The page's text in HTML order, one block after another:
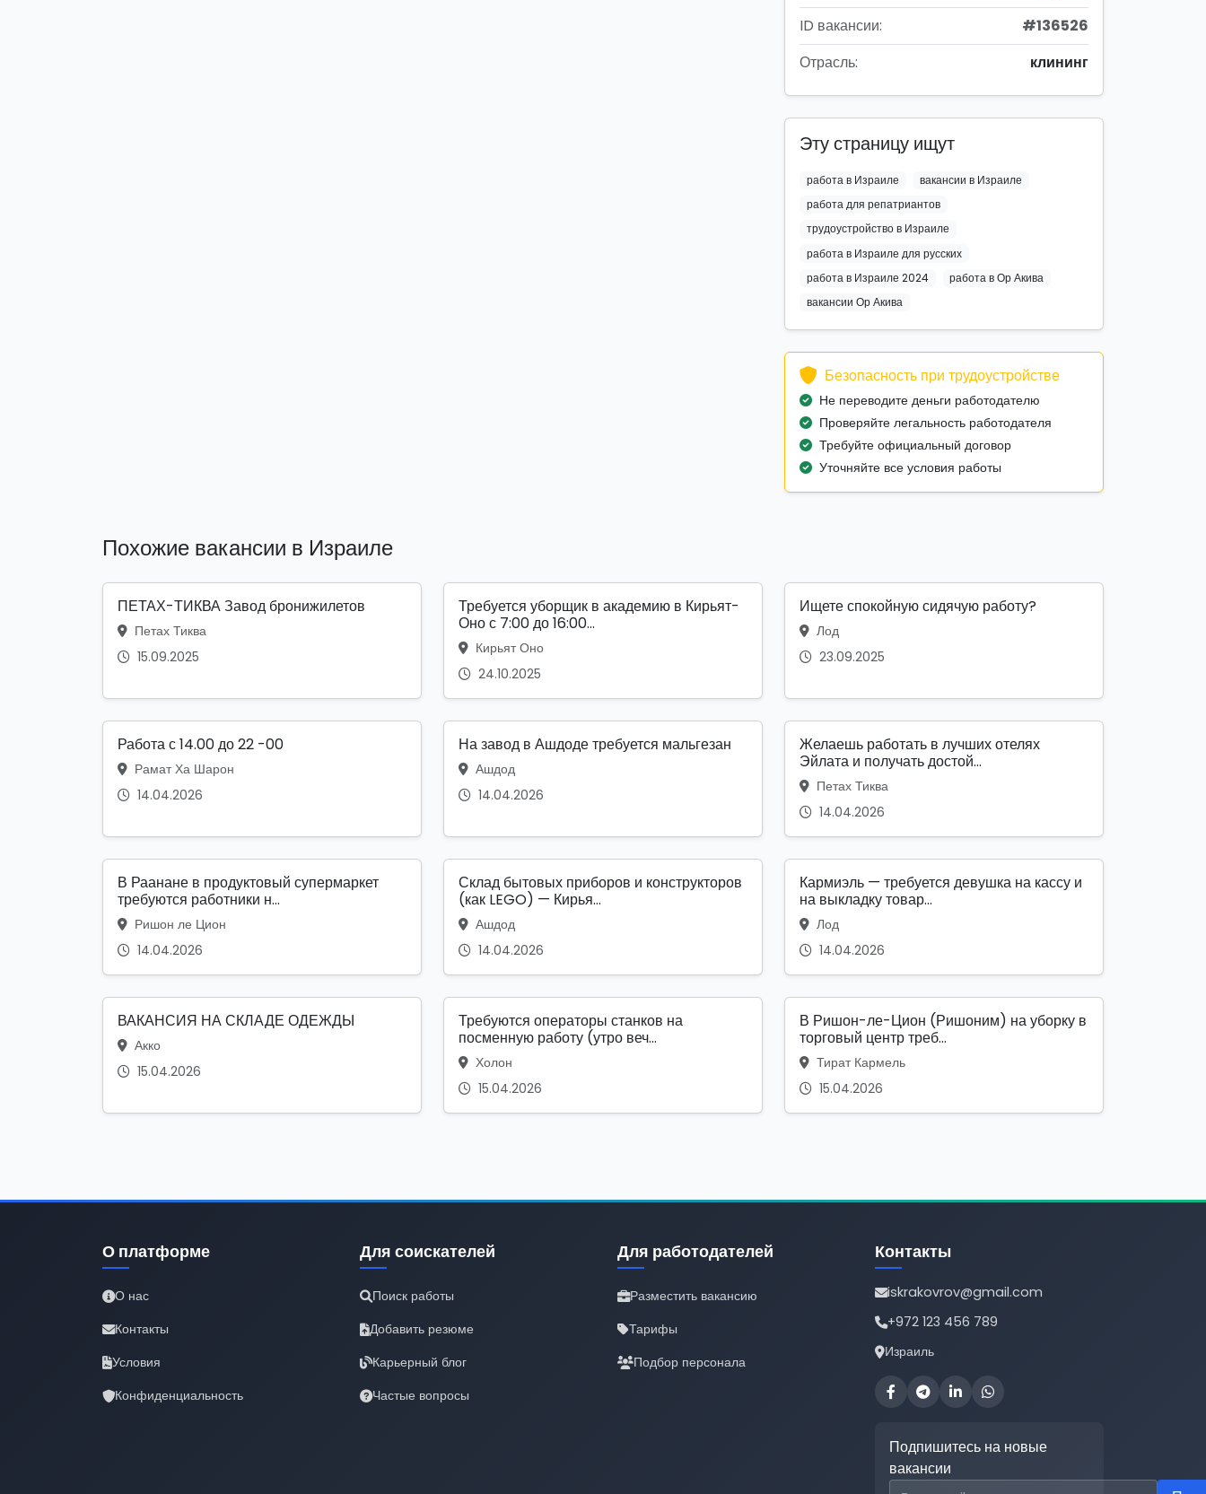
ID вакансии:
#136526
Отрасль:
клининг
Эту страницу ищут
работа в Израиле
вакансии в Израиле
работа для репатриантов
трудоустройство в Израиле
работа в Израиле для русских
работа в Израиле 2024
работа в Ор Акива
вакансии Ор Акива
Безопасность при трудоустройстве
Не переводите деньги работодателю
Проверяйте легальность работодателя
Требуйте официальный договор
Уточняйте все условия работы
Похожие вакансии в Израиле
ПЕТАХ-ТИКВА Завод бронижилетов
Петах Тиква
15.09.2025
Требуется уборщик в академию в Кирьят-
Оно с 7:00 до 16:00...
Кирьят Оно
24.10.2025
Ищете спокойную сидячую работу?
Лод
23.09.2025
Работа с 14.00 до 22 -00
Рамат Ха Шарон
14.04.2026
На завод в Ашдоде требуется мальгезан
Ашдод
14.04.2026
Желаешь работать в лучших отелях
Эйлата и получать достой...
Петах Тиква
14.04.2026
В Раанане в продуктовый супермаркет
требуются работники н...
Ришон ле Цион
14.04.2026
Склад бытовых приборов и конструкторов
(как LEGO) — Кирья...
Ашдод
14.04.2026
Кармиэль — требуется девушка на кассу и
на выкладку товар...
Лод
14.04.2026
ВАКАНСИЯ НА СКЛАДЕ ОДЕЖДЫ
Акко
15.04.2026
Требуются операторы станков на
посменную работу (утро веч...
Холон
15.04.2026
В Ришон-ле-Цион (Ришоним) на уборку в
торговый центр треб...
Тират Кармель
15.04.2026
О платформе
О нас
Контакты
Условия
Конфиденциальность
Для соискателей
Поиск работы
Добавить резюме
Карьерный блог
Частые вопросы
Для работодателей
Разместить вакансию
Тарифы
Подбор персонала
Контакты
iskrakovrov@gmail.com
+972 123 456 789
Израиль
Подпишитесь на новые
вакансии
Email для подписки